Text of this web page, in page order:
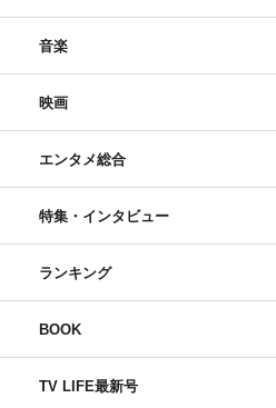
音楽
映画
エンタメ総合
特集・インタビュー
ランキング
BOOK
TV LIFE最新号